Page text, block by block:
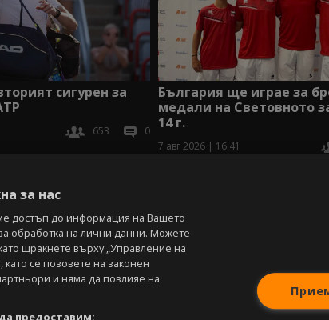
сигурен за
653 0
България ще играе за
медали на Световното
14 г.
7 авг 2026 | 16:41
за нас
достъп до информация на Вашето
обработка на лични данни. Можете
щракнете върху „Управление на
се позовете на законен
и няма да повлияе на
предоставим: